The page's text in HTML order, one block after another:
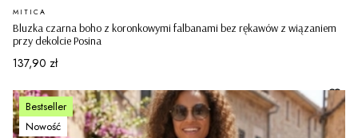
Bluzka czarna boho z koronkowymi falbanami bez rękawów z wiązaniem
przy dekolcie Posina
PRODUCENT
MITICA
Cena
137,90 zł
Bestseller
Nowość